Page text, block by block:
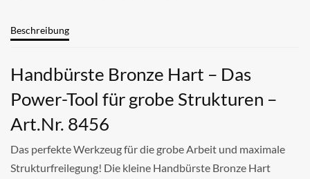
Beschreibung
Handbürste Bronze Hart – Das
Power-Tool für grobe Strukturen –
Art.Nr. 8456
Das perfekte Werkzeug für die grobe Arbeit und maximale
Strukturfreilegung! Die kleine Handbürste Bronze Hart